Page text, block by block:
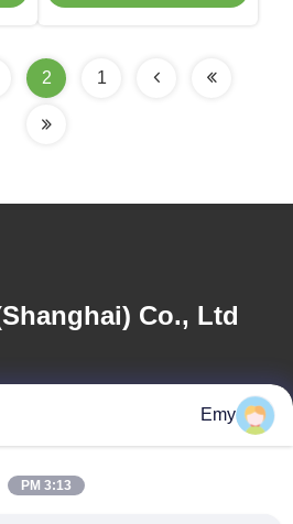
1
2
Co., Ltd.
panxy@vlandgroup.com
Emy
3:13 PM